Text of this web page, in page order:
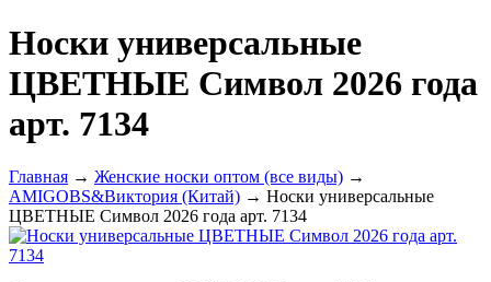
Носки универсальные
ЦВЕТНЫЕ Символ 2026 года
арт. 7134
Главная → Женские носки оптом (все виды) →
AMIGOBS&Виктория (Китай) → Носки универсальные
ЦВЕТНЫЕ Символ 2026 года арт. 7134